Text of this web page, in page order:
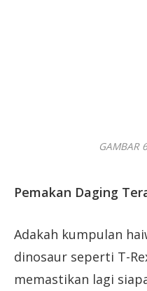
GAMBAR
Pemakan Daging
Adakah kumpulan
dinosaur seperti T-
memastikan lagi